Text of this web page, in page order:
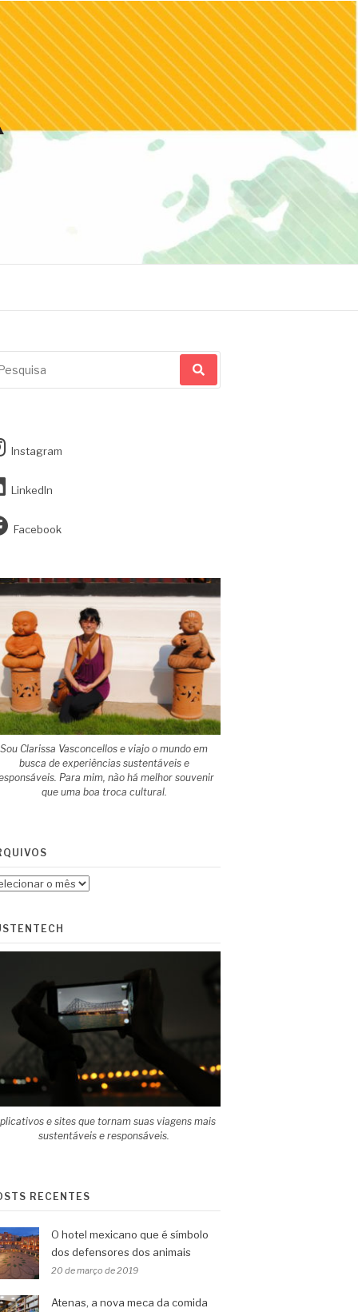
Instagram
LinkedIn
Facebook
Sou Clarissa Vasconcellos e viajo o mundo em
busca de experiências sustentáveis e
Para mim, não há melhor souvenir
que uma boa troca cultural.
e sites que tornam suas viagens mais
sustentáveis e responsáveis.
RECENTES
O hotel mexicano que é símbolo
dos defensores dos animais
20 de março de 2019
Atenas, a nova meca da comida